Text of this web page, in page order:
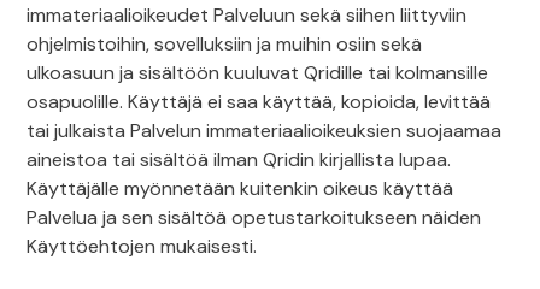
immateriaalioikeudet Palveluun sekä siihen liittyviin
ohjelmistoihin, sovelluksiin ja muihin osiin sekä
ulkoasuun ja sisältöön kuuluvat Qridille tai kolmansille
osapuolille. Käyttäjä ei saa käyttää, kopioida, levittää
tai julkaista Palvelun immateriaalioikeuksien suojaamaa
aineistoa tai sisältöä ilman Qridin kirjallista lupaa.
Käyttäjälle myönnetään kuitenkin oikeus käyttää
Palvelua ja sen sisältöä opetustarkoitukseen näiden
Käyttöehtojen mukaisesti.